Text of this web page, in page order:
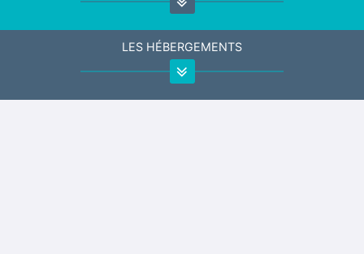
LES HÉBERGEMENTS